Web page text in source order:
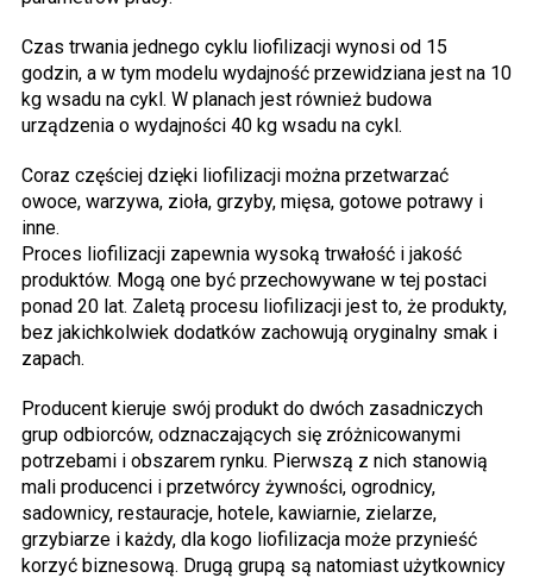
Czas trwania jednego cyklu liofilizacji wynosi od 15
godzin, a w tym modelu wydajność przewidziana jest na 10
kg wsadu na cykl. W planach jest również budowa
urządzenia o wydajności 40 kg wsadu na cykl.
Coraz częściej dzięki liofilizacji można przetwarzać
owoce, warzywa, zioła, grzyby, mięsa, gotowe potrawy i
inne.
Proces liofilizacji zapewnia wysoką trwałość i jakość
produktów. Mogą one być przechowywane w tej postaci
ponad 20 lat. Zaletą procesu liofilizacji jest to, że produkty,
bez jakichkolwiek dodatków zachowują oryginalny smak i
zapach.
Producent kieruje swój produkt do dwóch zasadniczych
grup odbiorców, odznaczających się zróżnicowanymi
potrzebami i obszarem rynku. Pierwszą z nich stanowią
mali producenci i przetwórcy żywności, ogrodnicy,
sadownicy, restauracje, hotele, kawiarnie, zielarze,
grzybiarze i każdy, dla kogo liofilizacja może przynieść
korzyć biznesową. Drugą grupą są natomiast użytkownicy